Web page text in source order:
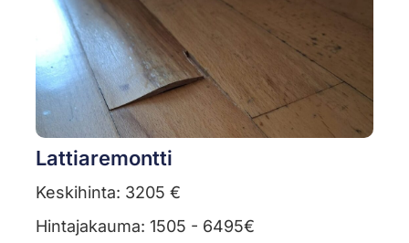
Lattiaremontti
Keskihinta: 3205 €
Hintajakauma: 1505 - 6495€